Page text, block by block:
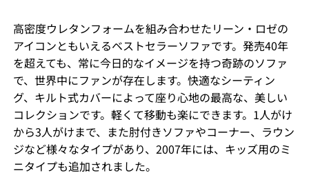
高密度ウレタンフォームを組み合わせたリーン・ロゼの
アイコンともいえるベストセラーソファです。発売40年
を超えても、常に今日的なイメージを持つ奇跡のソファ
で、世界中にファンが存在します。快適なシーティン
グ、キルト式カバーによって座り心地の最高な、美しい
コレクションです。軽くて移動も楽にできます。1人がけ
から3人がけまで、また肘付きソファやコーナー、ラウン
ジなど様々なタイプがあり、2007年には、キッズ用のミ
ニタイプも追加されました。